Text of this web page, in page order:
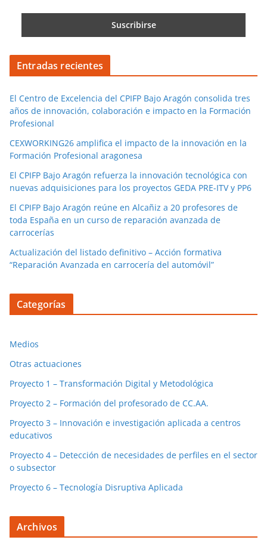
Entradas recientes
El Centro de Excelencia del CPIFP Bajo Aragón consolida tres
años de innovación, colaboración e impacto en la Formación
Profesional
CEXWORKING26 amplifica el impacto de la innovación en la
Formación Profesional aragonesa
El CPIFP Bajo Aragón refuerza la innovación tecnológica con
nuevas adquisiciones para los proyectos GEDA PRE-ITV y PP6
El CPIFP Bajo Aragón reúne en Alcañiz a 20 profesores de
toda España en un curso de reparación avanzada de
carrocerías
Actualización del listado definitivo – Acción formativa
“Reparación Avanzada en carrocería del automóvil”
Categorías
Medios
Otras actuaciones
Proyecto 1 – Transformación Digital y Metodológica
Proyecto 2 – Formación del profesorado de CC.AA.
Proyecto 3 – Innovación e investigación aplicada a centros
educativos
Proyecto 4 – Detección de necesidades de perfiles en el sector
o subsector
Proyecto 6 – Tecnología Disruptiva Aplicada
Archivos